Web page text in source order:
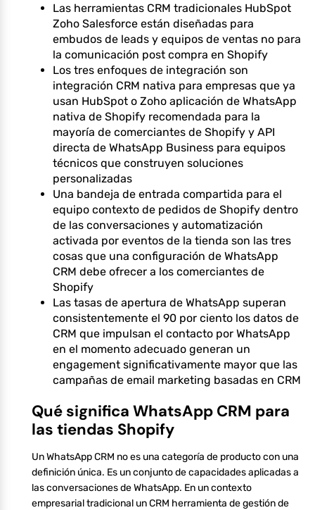
Las herramientas CRM tradicionales HubSpot
Zoho Salesforce están diseñadas para
embudos de leads y equipos de ventas no para
la comunicación post compra en Shopify
Los tres enfoques de integración son
integración CRM nativa para empresas que ya
usan HubSpot o Zoho aplicación de WhatsApp
nativa de Shopify recomendada para la
mayoría de comerciantes de Shopify y API
directa de WhatsApp Business para equipos
técnicos que construyen soluciones
personalizadas
Una bandeja de entrada compartida para el
equipo contexto de pedidos de Shopify dentro
de las conversaciones y automatización
activada por eventos de la tienda son las tres
cosas que una configuración de WhatsApp
CRM debe ofrecer a los comerciantes de
Shopify
Las tasas de apertura de WhatsApp superan
consistentemente el 90 por ciento los datos de
CRM que impulsan el contacto por WhatsApp
en el momento adecuado generan un
engagement significativamente mayor que las
campañas de email marketing basadas en CRM
Qué significa WhatsApp CRM para
las tiendas Shopify
Un WhatsApp CRM no es una categoría de producto con una
definición única. Es un conjunto de capacidades aplicadas a
las conversaciones de WhatsApp. En un contexto
empresarial tradicional un CRM herramienta de gestión de